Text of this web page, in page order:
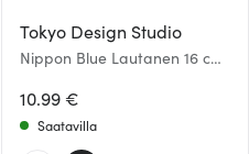
Tokyo Design Studio
Nippon Blue Lautanen 16 cm
10.99 €
Saatavilla